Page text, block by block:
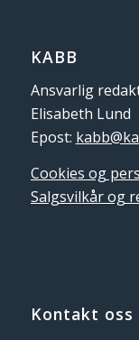
KABB
Ansvarlig
Elisabeth Lund
Epost:
Cookies og
Salgsvilkår og
Kontakt oss